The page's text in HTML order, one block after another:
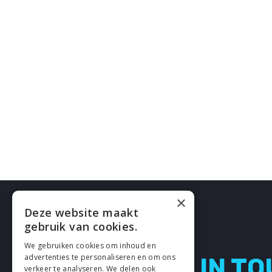
×
Deze website maakt
gebruik van cookies.
We gebruiken cookies om inhoud en
advertenties te personaliseren en om ons
verkeer te analyseren. We delen ook